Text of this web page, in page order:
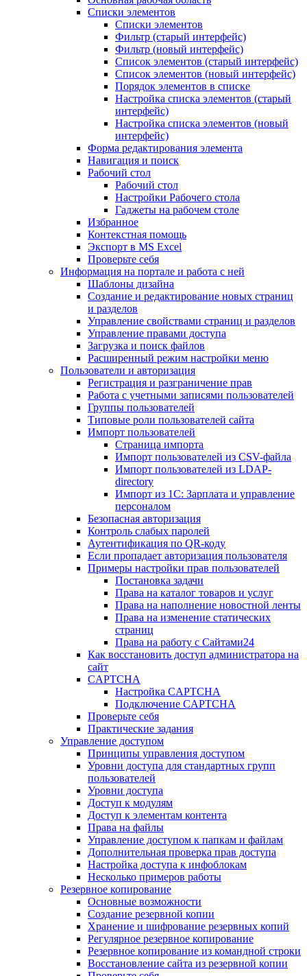
Списки элементов
Списки элементов
Фильтр (старый интерфейс)
Фильтр (новый интерфейс)
Список элементов (старый интерфейс)
Список элементов (новый интерфейс)
Порядок элементов в списке
Настройка списка элементов (старый
интерфейс)
Настройка списка элементов (новый
интерфейс)
Форма редактирования элемента
Навигация и поиск
Рабочий стол
Рабочий стол
Настройки Рабочего стола
Гаджеты на рабочем столе
Избранное
Контекстная помощь
Экспорт в MS Excel
Проверьте себя
Информация на портале и работа с ней
Шаблоны дизайна
Создание и редактирование новых страниц
и разделов
Управление свойствами страниц и разделов
Управление правами доступа
Загрузка и поиск файлов
Расширенный режим настройки меню
Пользователи и авторизация
Регистрация и разграничение прав
Работа с учетными записями пользователей
Группы пользователей
Типовые роли пользователей сайта
Импорт пользователей
Страница импорта
Импорт пользователей из CSV-файла
Импорт пользователей из LDAP-
directory
Импорт из 1С: Зарплата и управление
персоналом
Безопасная авторизация
Контроль слабых паролей
Аутентификация по QR-коду
Если пропадает авторизация пользователя
Примеры настройки прав пользователей
Постановка задачи
Права на каталог товаров и услуг
Права на наполнение новостной ленты
Права на изменение статических
страниц
Права на работу с Сайтами24
Как восстановить доступ администратора на
сайт
CAPTCHA
Настройка CAPTCHA
Подключение CAPTCHA
Проверьте себя
Практические задания
Управление доступом
Принципы управления доступом
Уровни доступа для стандартных групп
пользователей
Уровни доступа
Доступ к модулям
Доступ к элементам контента
Права на файлы
Управление доступом к папкам и файлам
Дополнительная проверка прав доступа
Настройка доступа к инфоблокам
Несколько примеров работы
Резервное копирование
Основные возможности
Создание резервной копии
Хранение и шифрование резервных копий
Регулярное резервное копирование
Резервное копирование из командной строки
Восстановление сайта из резервной копии